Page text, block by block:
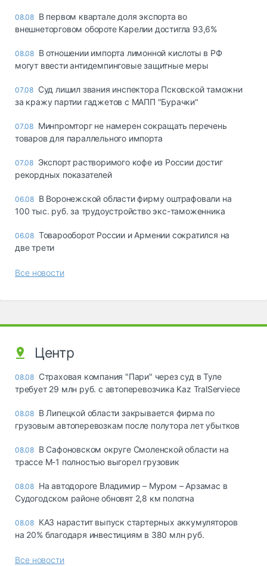
08.08 В первом квартале доля экспорта во
внешнеторговом обороте Карелии достигла 93,6%
08.08 В отношении импорта лимонной кислоты в РФ
могут ввести антидемпинговые защитные меры
07.08 Суд лишил звания инспектора Псковской таможни
за кражу партии гаджетов с МАПП "Бурачки"
07.08 Минпромторг не намерен сокращать перечень
товаров для параллельного импорта
07.08 Экспорт растворимого кофе из России достиг
рекордных показателей
06.08 В Воронежской области фирму оштрафовали на
100 тыс. руб. за трудоустройство экс-таможенника
06.08 Товарооборот России и Армении сократился на
две трети
Все новости
Центр
08.08 Страховая компания "Пари" через суд в Туле
требует 29 млн руб. с автоперевозчика Kaz TralServiece
08.08 В Липецкой области закрывается фирма по
грузовым автоперевозкам после полутора лет убытков
08.08 В Сафоновском округе Смоленской области на
трассе М-1 полностью выгорел грузовик
08.08 На автодороге Владимир – Муром – Арзамас в
Судогодском районе обновят 2,8 км полотна
08.08 КАЗ нарастит выпуск стартерных аккумуляторов
на 20% благодаря инвестициям в 380 млн руб.
Все новости